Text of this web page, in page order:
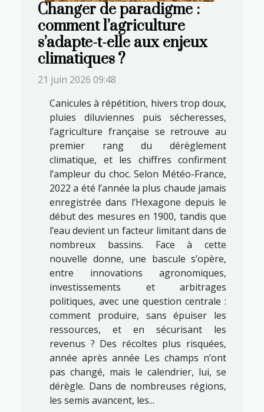
Changer de paradigme :
comment l’agriculture
s’adapte-t-elle aux enjeux
climatiques ?
21 juin 2026 09:48
Canicules à répétition, hivers trop doux,
pluies diluviennes puis sécheresses,
l’agriculture française se retrouve au
premier rang du dérèglement
climatique, et les chiffres confirment
l’ampleur du choc. Selon Météo-France,
2022 a été l’année la plus chaude jamais
enregistrée dans l’Hexagone depuis le
début des mesures en 1900, tandis que
l’eau devient un facteur limitant dans de
nombreux bassins. Face à cette
nouvelle donne, une bascule s’opère,
entre innovations agronomiques,
investissements et arbitrages
politiques, avec une question centrale :
comment produire, sans épuiser les
ressources, et en sécurisant les
revenus ? Des récoltes plus risquées,
année après année Les champs n’ont
pas changé, mais le calendrier, lui, se
dérègle. Dans de nombreuses régions,
les semis avancent, les...